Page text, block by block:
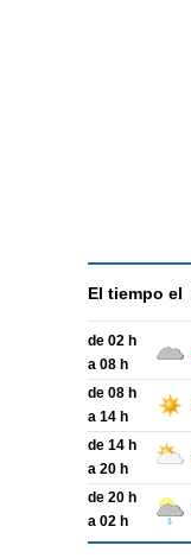
El tiempo el
de 02 h
a 08 h
de 08 h
a 14 h
de 14 h
a 20 h
de 20 h
a 02 h